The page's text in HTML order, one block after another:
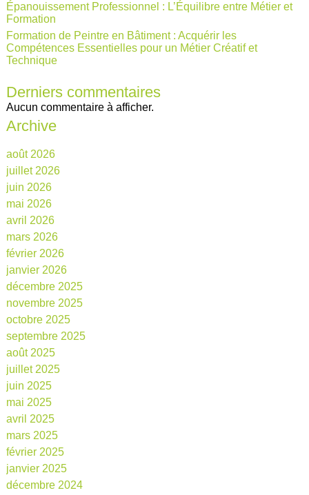
Épanouissement Professionnel : L’Équilibre entre Métier et
Formation
Formation de Peintre en Bâtiment : Acquérir les
Compétences Essentielles pour un Métier Créatif et
Technique
Derniers commentaires
Aucun commentaire à afficher.
Archive
août 2026
juillet 2026
juin 2026
mai 2026
avril 2026
mars 2026
février 2026
janvier 2026
décembre 2025
novembre 2025
octobre 2025
septembre 2025
août 2025
juillet 2025
juin 2025
mai 2025
avril 2025
mars 2025
février 2025
janvier 2025
décembre 2024